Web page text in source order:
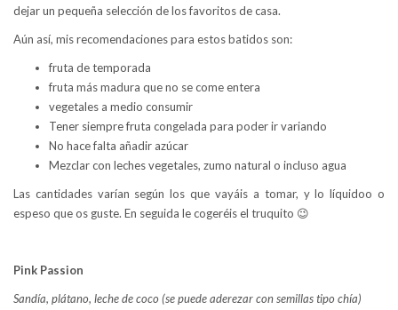
dejar un pequeña selección de los favoritos de casa.
Aún así, mis recomendaciones para estos batidos son:
fruta de temporada
fruta más madura que no se come entera
vegetales a medio consumir
Tener siempre fruta congelada para poder ir variando
No hace falta añadir azúcar
Mezclar con leches vegetales, zumo natural o incluso agua
Las cantidades varían según los que vayáis a tomar, y lo líquidoo o
espeso que os guste. En seguida le cogeréis el truquito 😉
Pink Passion
Sandía, plátano, leche de coco (se puede aderezar con semillas tipo chía)